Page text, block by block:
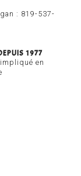
: 819-537-
1977
en